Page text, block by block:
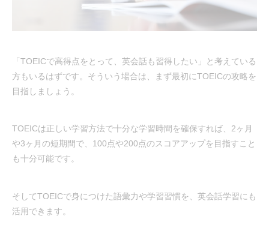
「TOEICで高得点をとって、英会話も習得したい」と考えている
方もいるはずです。そういう場合は、まず最初にTOEICの攻略を
目指しましょう。
TOEICは正しい学習方法で十分な学習時間を確保すれば、2ヶ月
や3ヶ月の短期間で、100点や200点のスコアアップを目指すこと
も十分可能です。
そしてTOEICで身につけた語彙力や学習習慣を、英会話学習にも
活用できます。